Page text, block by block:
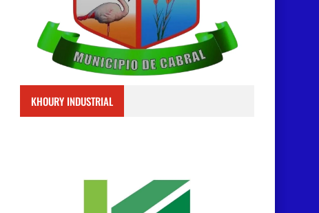
KHOURY INDUSTRIAL